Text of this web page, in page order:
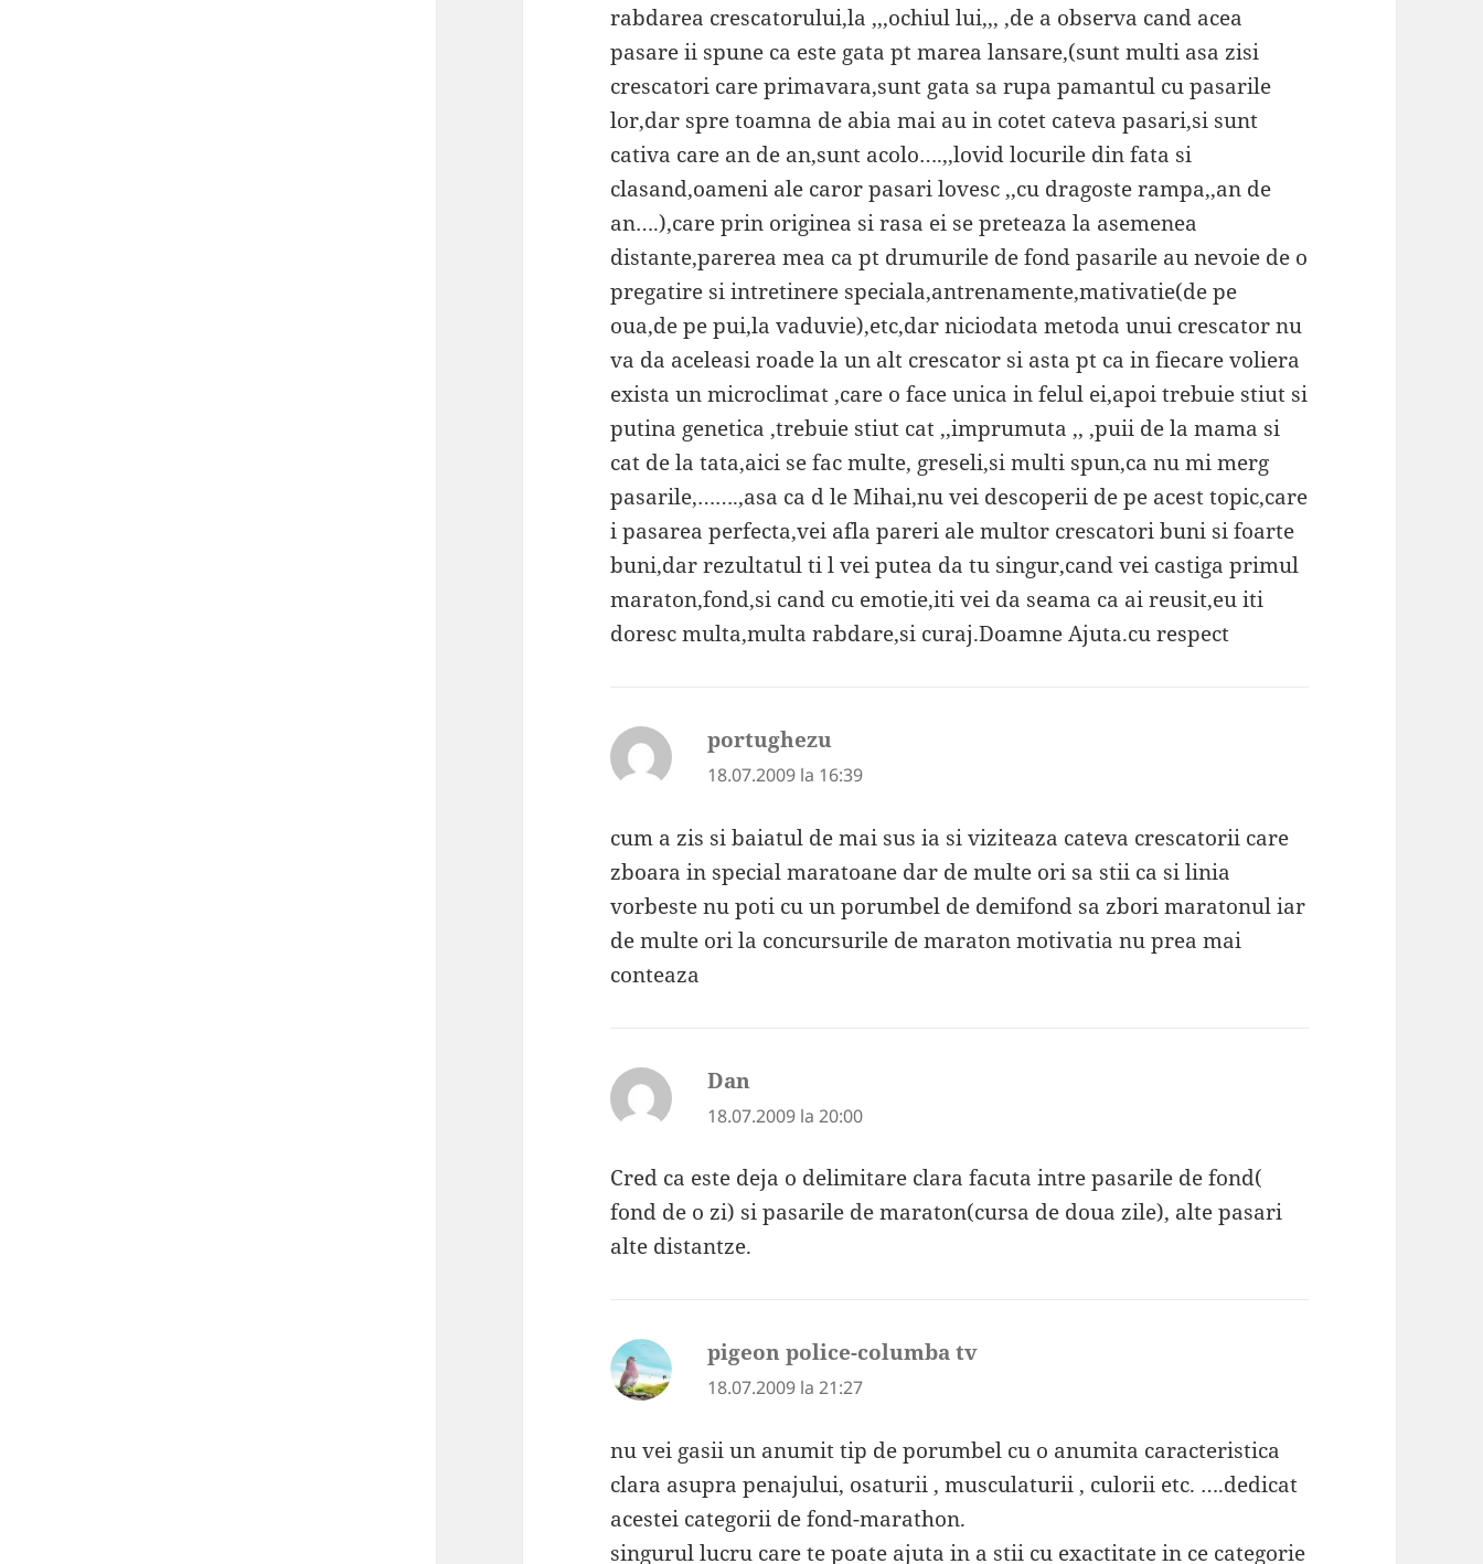
rabdarea crescatorului,la ,,,ochiul lui,,, ,de a observa cand acea
pasare ii spune ca este gata pt marea lansare,(sunt multi asa zisi
crescatori care primavara,sunt gata sa rupa pamantul cu pasarile
lor,dar spre toamna de abia mai au in cotet cateva pasari,si sunt
cativa care an de an,sunt acolo….,,lovid locurile din fata si
clasand,oameni ale caror pasari lovesc ,,cu dragoste rampa,,an de
an….),care prin originea si rasa ei se preteaza la asemenea
distante,parerea mea ca pt drumurile de fond pasarile au nevoie de o
pregatire si intretinere speciala,antrenamente,mativatie(de pe
oua,de pe pui,la vaduvie),etc,dar niciodata metoda unui crescator nu
va da aceleasi roade la un alt crescator si asta pt ca in fiecare voliera
exista un microclimat ,care o face unica in felul ei,apoi trebuie stiut si
putina genetica ,trebuie stiut cat ,,imprumuta ,, ,puii de la mama si
cat de la tata,aici se fac multe, greseli,si multi spun,ca nu mi merg
pasarile,…….,asa ca d le Mihai,nu vei descoperii de pe acest topic,care
i pasarea perfecta,vei afla pareri ale multor crescatori buni si foarte
buni,dar rezultatul ti l vei putea da tu singur,cand vei castiga primul
maraton,fond,si cand cu emotie,iti vei da seama ca ai reusit,eu iti
doresc multa,multa rabdare,si curaj.Doamne Ajuta.cu respect
portughezu
18.07.2009 la 16:39
cum a zis si baiatul de mai sus ia si viziteaza cateva crescatorii care
zboara in special maratoane dar de multe ori sa stii ca si linia
vorbeste nu poti cu un porumbel de demifond sa zbori maratonul iar
de multe ori la concursurile de maraton motivatia nu prea mai
conteaza
Dan
18.07.2009 la 20:00
Cred ca este deja o delimitare clara facuta intre pasarile de fond(
fond de o zi) si pasarile de maraton(cursa de doua zile), alte pasari
alte distantze.
pigeon police-columba tv
18.07.2009 la 21:27
nu vei gasii un anumit tip de porumbel cu o anumita caracteristica
clara asupra penajului, osaturii , musculaturii , culorii etc. ….dedicat
acestei categorii de fond-marathon.
singurul lucru care te poate ajuta in a stii cu exactitate in ce categorie